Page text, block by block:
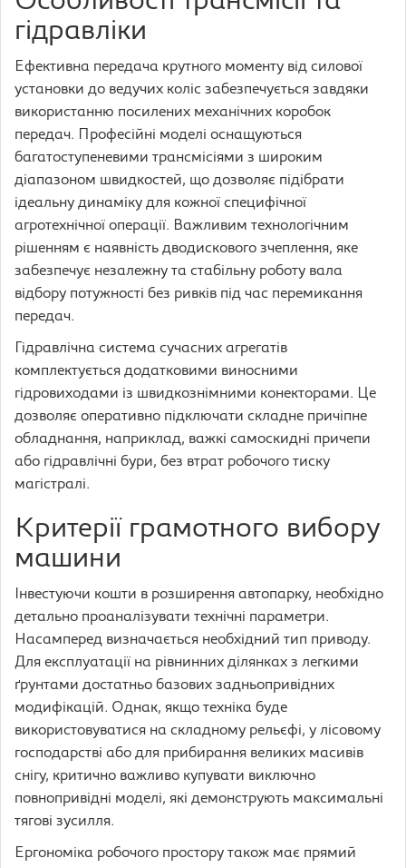
гідравліки
Ефективна передача крутного моменту від силової
установки до ведучих коліс забезпечується завдяки
використанню посилених механічних коробок
передач. Професійні моделі оснащуються
багатоступеневими трансмісіями з широким
діапазоном швидкостей, що дозволяє підібрати
ідеальну динаміку для кожної специфічної
агротехнічної операції. Важливим технологічним
рішенням є наявність дводискового зчеплення, яке
забезпечує незалежну та стабільну роботу вала
відбору потужності без ривків під час перемикання
передач.
Гідравлічна система сучасних агрегатів
комплектується додатковими виносними
гідровиходами із швидкознімними конекторами. Це
дозволяє оперативно підключати складне причіпне
обладнання, наприклад, важкі самоскидні причепи
або гідравлічні бури, без втрат робочого тиску
магістралі.
Критерії грамотного вибору
машини
Інвестуючи кошти в розширення автопарку, необхідно
детально проаналізувати технічні параметри.
Насамперед визначається необхідний тип приводу.
Для експлуатації на рівнинних ділянках з легкими
ґрунтами достатньо базових задньопривідних
модифікацій. Однак, якщо техніка буде
використовуватися на складному рельєфі, у лісовому
господарстві або для прибирання великих масивів
снігу, критично важливо купувати виключно
повнопривідні моделі, які демонструють максимальні
тягові зусилля.
Ергономіка робочого простору також має прямий